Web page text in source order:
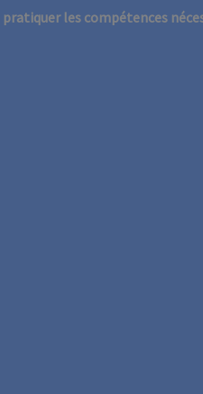
pratiquer les compétences